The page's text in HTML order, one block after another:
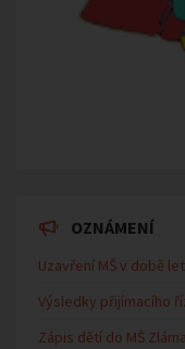
OZNÁMENÍ
Uzavření MŠ v době
Výsledky přijímacího
Zápis dětí do MŠ